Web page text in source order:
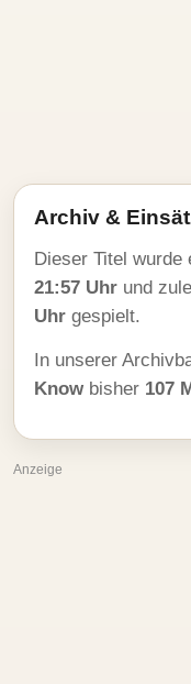
Archiv &
Dieser Titel wurde
21:57 Uhr und
Uhr gespielt.
In unserer
Know bisher 107
Anzeige